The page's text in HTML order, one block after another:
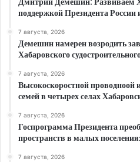
поддержкой Президента
7 августа, 2026
Демешин намерен возродить
Хабаровского
7 августа, 2026
Высокоскоростной проводноой
семей в четырех селах
7 августа, 2026
Госпрограмма Президента
пространств в малых
7 августа, 2026